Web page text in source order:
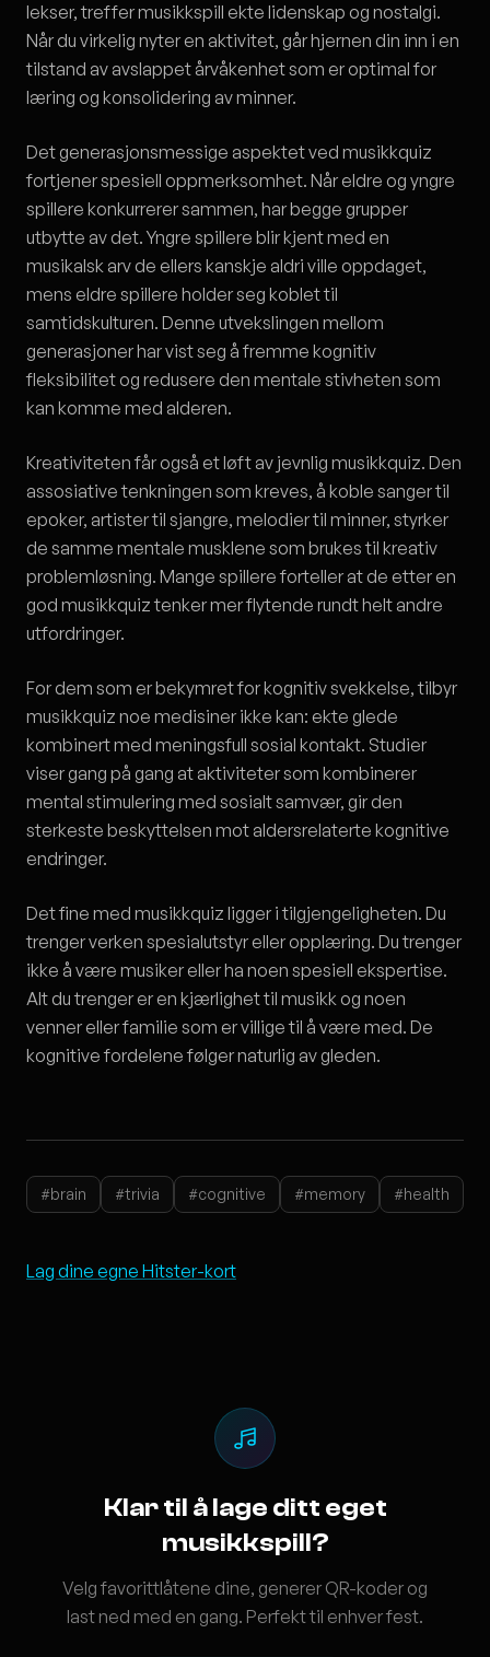
lekser, treffer musikkspill ekte lidenskap og nostalgi.
Når du virkelig nyter en aktivitet, går hjernen din inn i en
tilstand av avslappet årvåkenhet som er optimal for
læring og konsolidering av minner.
Det generasjonsmessige aspektet ved musikkquiz
fortjener spesiell oppmerksomhet. Når eldre og yngre
spillere konkurrerer sammen, har begge grupper
utbytte av det. Yngre spillere blir kjent med en
musikalsk arv de ellers kanskje aldri ville oppdaget,
mens eldre spillere holder seg koblet til
samtidskulturen. Denne utvekslingen mellom
generasjoner har vist seg å fremme kognitiv
fleksibilitet og redusere den mentale stivheten som
kan komme med alderen.
Kreativiteten får også et løft av jevnlig musikkquiz. Den
assosiative tenkningen som kreves, å koble sanger til
epoker, artister til sjangre, melodier til minner, styrker
de samme mentale musklene som brukes til kreativ
problemløsning. Mange spillere forteller at de etter en
god musikkquiz tenker mer flytende rundt helt andre
utfordringer.
For dem som er bekymret for kognitiv svekkelse, tilbyr
musikkquiz noe medisiner ikke kan: ekte glede
kombinert med meningsfull sosial kontakt. Studier
viser gang på gang at aktiviteter som kombinerer
mental stimulering med sosialt samvær, gir den
sterkeste beskyttelsen mot aldersrelaterte kognitive
endringer.
Det fine med musikkquiz ligger i tilgjengeligheten. Du
trenger verken spesialutstyr eller opplæring. Du trenger
ikke å være musiker eller ha noen spesiell ekspertise.
Alt du trenger er en kjærlighet til musikk og noen
venner eller familie som er villige til å være med. De
kognitive fordelene følger naturlig av gleden.
#brain #trivia #cognitive #memory #health
Lag dine egne Hitster-kort
Klar til å lage ditt eget
musikkspill?
Velg favorittlåtene dine, generer QR-koder og
last ned med en gang. Perfekt til enhver fest.